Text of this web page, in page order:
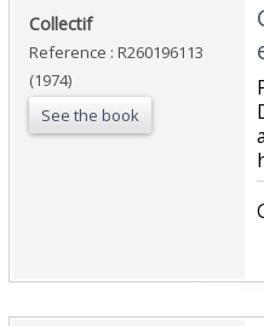
‎Collectif‎
Reference : R260196113
(1974)
See the book